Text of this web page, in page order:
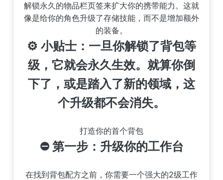
解锁永久的物品栏页签来扩大你的携带能力。这就
像是给你的角色升级了存储技能，而不是增加额外
的装备。
⚙️ 小贴士：一旦你解锁了背包等
级，它就会永久生效。就算你倒
下了，或是踏入了新的领域，这
个升级都不会消失。
打造你的首个背包
⛔ 第一步：升级你的工作台
在找到背包配方之前，你需要一个强大的2级工作